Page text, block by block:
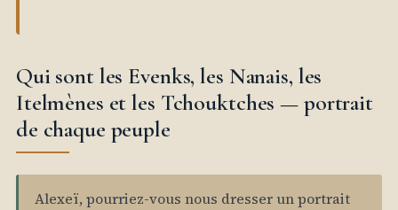
Qui sont les Evenks, les Nanais, les
Itelmènes et les Tchouktches — portrait
de chaque peuple
Alexeï, pourriez-vous nous dresser un portrait